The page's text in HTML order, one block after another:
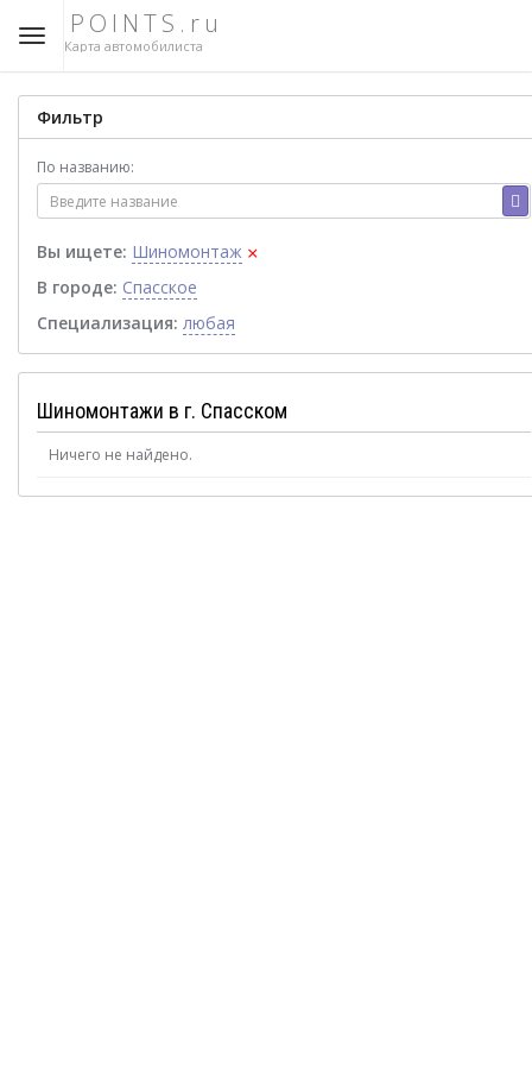
POINTS.ru
Карта автомобилиста
Фильтр
По названию:
Вы ищете: Шиномонтаж ×
В городе: Спасское
Специализация: любая
Шиномонтажи в г. Спасском
Ничего не найдено.